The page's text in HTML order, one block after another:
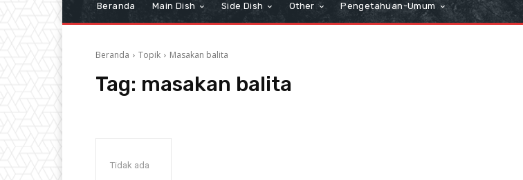
Beranda Main Dish Side Dish Other Pengetahuan-Umum
Beranda Topik Masakan balita
Tag: masakan balita
Tidak ada